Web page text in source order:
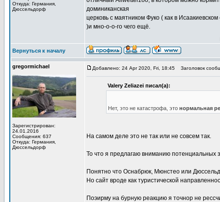
Откуда: Германия,
Дюссельдорф
доминиканская
церковь с маятником Фуко ( как в
)и мно-о-о-го чего ещё.
Вернуться к началу
gregormichael
Зарегистрирован:
24.01.2016
Сообщения: 637
Откуда: Германия,
Дюссельдорф
Добавлено: 24 Apr 2020, Fri, 18:45 Заголовок
Valery Zeliazei писал(а):
Нет, это не катастрофа, это нормальная
На самом деле это не так или не совсем так.
То что я предлагаю вниманию потенциальных
Понятно что Оснабрюк, Мюнстео или
Но сайт вроде как туристической
Поэирму на бурную реакцию я точнор не